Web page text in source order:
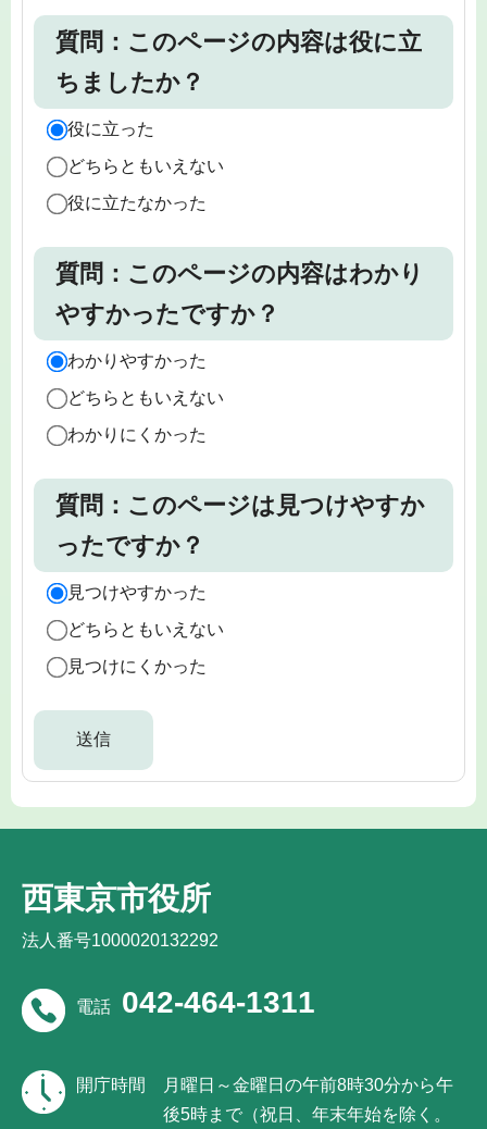
質問：このページの内容は役に立
ちましたか？
役に立った
どちらともいえない
役に立たなかった
質問：このページの内容はわかり
やすかったですか？
わかりやすかった
どちらともいえない
わかりにくかった
質問：このページは見つけやすか
ったですか？
見つけやすかった
どちらともいえない
見つけにくかった
西東京市役所
法人番号1000020132292
電話 042-464-1311
開庁時間
月曜日～金曜日の午前8時30分から午
後5時まで（祝日、年末年始を除く。